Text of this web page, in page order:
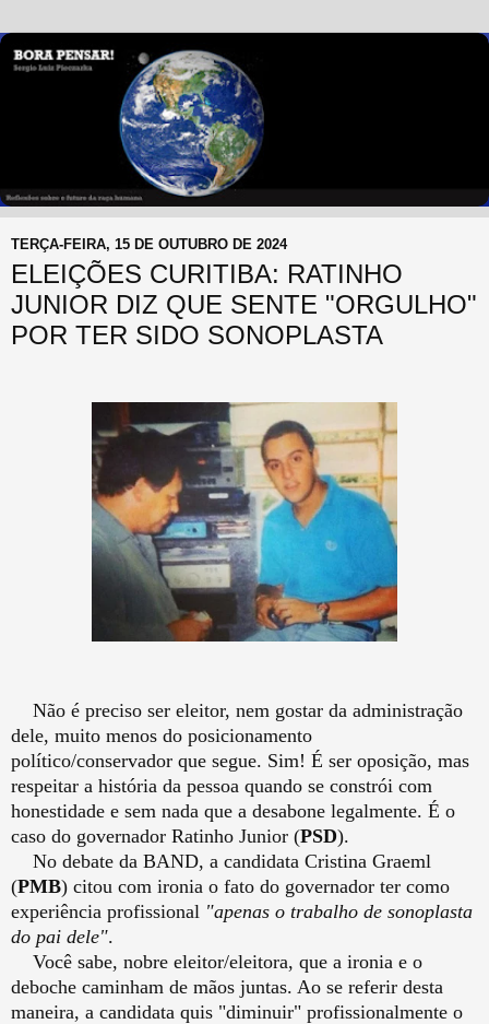
TERÇA-FEIRA, 15 DE OUTUBRO DE 2024
ELEIÇÕES CURITIBA: RATINHO
JUNIOR DIZ QUE SENTE "ORGULHO"
POR TER SIDO SONOPLASTA
Não é preciso ser eleitor, nem gostar da administração
dele, muito menos do posicionamento
político/conservador que segue. Sim! É ser oposição, mas
respeitar a história da pessoa quando se constrói com
honestidade e sem nada que a desabone legalmente. É o
caso do governador Ratinho Junior (PSD).
No debate da BAND, a candidata Cristina Graeml
(PMB) citou com ironia o fato do governador ter como
experiência profissional "apenas o trabalho de sonoplasta
do pai dele".
Você sabe, nobre eleitor/eleitora, que a ironia e o
deboche caminham de mãos juntas. Ao se referir desta
maneira, a candidata quis "diminuir" profissionalmente o